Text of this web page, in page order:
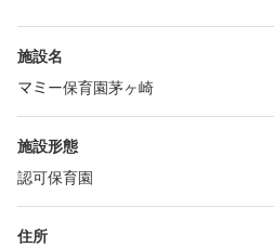
施設名
マミー保育園茅ヶ崎
施設形態
認可保育園
住所